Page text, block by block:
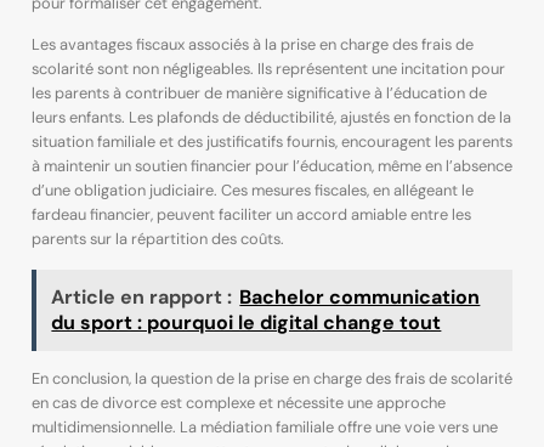
Les avantages fiscaux associés à la prise en charge des frais de
scolarité sont non négligeables. Ils représentent une incitation pour
les parents à contribuer de manière significative à l’éducation de
leurs enfants. Les plafonds de déductibilité, ajustés en fonction de la
situation familiale et des justificatifs fournis, encouragent les parents
à maintenir un soutien financier pour l’éducation, même en l’absence
d’une obligation judiciaire. Ces mesures fiscales, en allégeant le
fardeau financier, peuvent faciliter un accord amiable entre les
parents sur la répartition des coûts.
Article en rapport : Bachelor communication
du sport : pourquoi le digital change tout
En conclusion, la question de la prise en charge des frais de scolarité
en cas de divorce est complexe et nécessite une approche
multidimensionnelle. La médiation familiale offre une voie vers une